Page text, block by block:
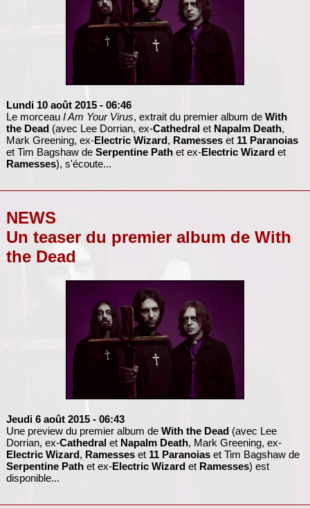
Lundi 10 août 2015 - 06:46
Le morceau I Am Your Virus, extrait du premier album de With
the Dead(avec Lee Dorrian, ex-Cathedralet Napalm Death,
Mark Greening, ex-Electric Wizard, Ramesseset 11 Paranoias
et Tim Bagshaw de Serpentine Pathet ex-Electric Wizardet
Ramesses), s'écoute...
NEWS
Un teaser du premier album de With
the Dead
Jeudi 6 août 2015 - 06:43
Une preview du premier album de With the Dead (avec Lee
Dorrian, ex-Cathedral et Napalm Death, Mark Greening, ex-
Electric Wizard, Ramesseset 11 Paranoiaset Tim Bagshaw de
Serpentine Pathet ex-Electric Wizard et Ramesses) est
disponible...